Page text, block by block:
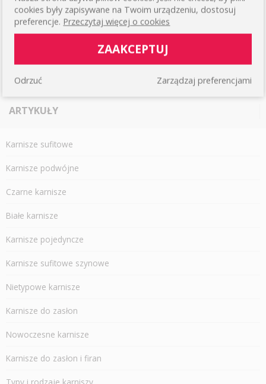
Produkt polski
Wszystkie nasze produkty wyprodukowane są przez
z materiałów najwyższej jakości.
ARTYKUŁY
Karnisze sufitowe
Karnisze podwójne
Czarne karnisze
Białe karnisze
Karnisze pojedyncze
Karnisze sufitowe szynowe
Nietypowe karnisze
Karnisze do zasłon
Nowoczesne karnisze
Karnisze do zasłon i firan
cookies były zapisywane na Twoim urządzeniu, dostosuj
preferencje. Przeczytaj więcej o cookies
ZAAKCEPTUJ
Zarządzaj preferencjami
Odrzuć